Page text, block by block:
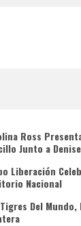
Ross
Junto a
Liberación
Nacional
Del Mundo,